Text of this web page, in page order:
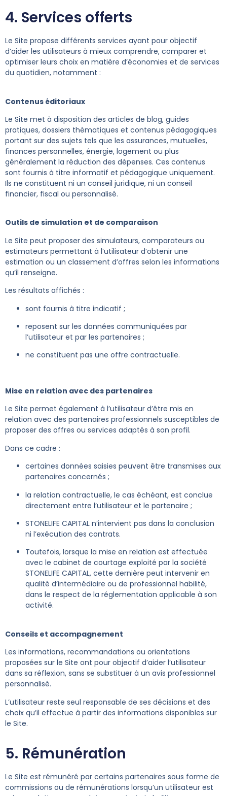
4. Services offerts
Le Site propose différents services ayant pour objectif
d’aider les utilisateurs à mieux comprendre, comparer et
optimiser leurs choix en matière d’économies et de services
du quotidien, notamment :
Contenus éditoriaux
Le Site met à disposition des articles de blog, guides
pratiques, dossiers thématiques et contenus pédagogiques
portant sur des sujets tels que les assurances, mutuelles,
finances personnelles, énergie, logement ou plus
généralement la réduction des dépenses. Ces contenus
sont fournis à titre informatif et pédagogique uniquement.
Ils ne constituent ni un conseil juridique, ni un conseil
financier, fiscal ou personnalisé.
Outils de simulation et de comparaison
Le Site peut proposer des simulateurs, comparateurs ou
estimateurs permettant à l’utilisateur d’obtenir une
estimation ou un classement d’offres selon les informations
qu’il renseigne.
Les résultats affichés :
sont fournis à titre indicatif ;
reposent sur les données communiquées par
l’utilisateur et par les partenaires ;
ne constituent pas une offre contractuelle.
Mise en relation avec des partenaires
Le Site permet également à l’utilisateur d’être mis en
relation avec des partenaires professionnels susceptibles de
proposer des offres ou services adaptés à son profil.
Dans ce cadre :
certaines données saisies peuvent être transmises aux
partenaires concernés ;
la relation contractuelle, le cas échéant, est conclue
directement entre l’utilisateur et le partenaire ;
STONELIFE CAPITAL n’intervient pas dans la conclusion
ni l’exécution des contrats.
Toutefois, lorsque la mise en relation est effectuée
avec le cabinet de courtage exploité par la société
STONELIFE CAPITAL, cette dernière peut intervenir en
qualité d’intermédiaire ou de professionnel habilité,
dans le respect de la réglementation applicable à son
activité.
Conseils et accompagnement
Les informations, recommandations ou orientations
proposées sur le Site ont pour objectif d’aider l’utilisateur
dans sa réflexion, sans se substituer à un avis professionnel
personnalisé.
L’utilisateur reste seul responsable de ses décisions et des
choix qu’il effectue à partir des informations disponibles sur
le Site.
5. Rémunération
Le Site est rémunéré par certains partenaires sous forme de
commissions ou de rémunérations lorsqu’un utilisateur est